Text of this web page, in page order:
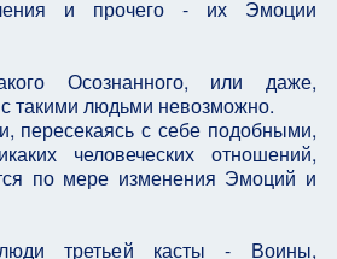
и прочего - их Эмоции
Осознанного, или даже,
такими людьми невозможно.
пересекаясь с себе подобными,
человеческих отношений,
по мере изменения Эмоций и
третьей касты - Воины,